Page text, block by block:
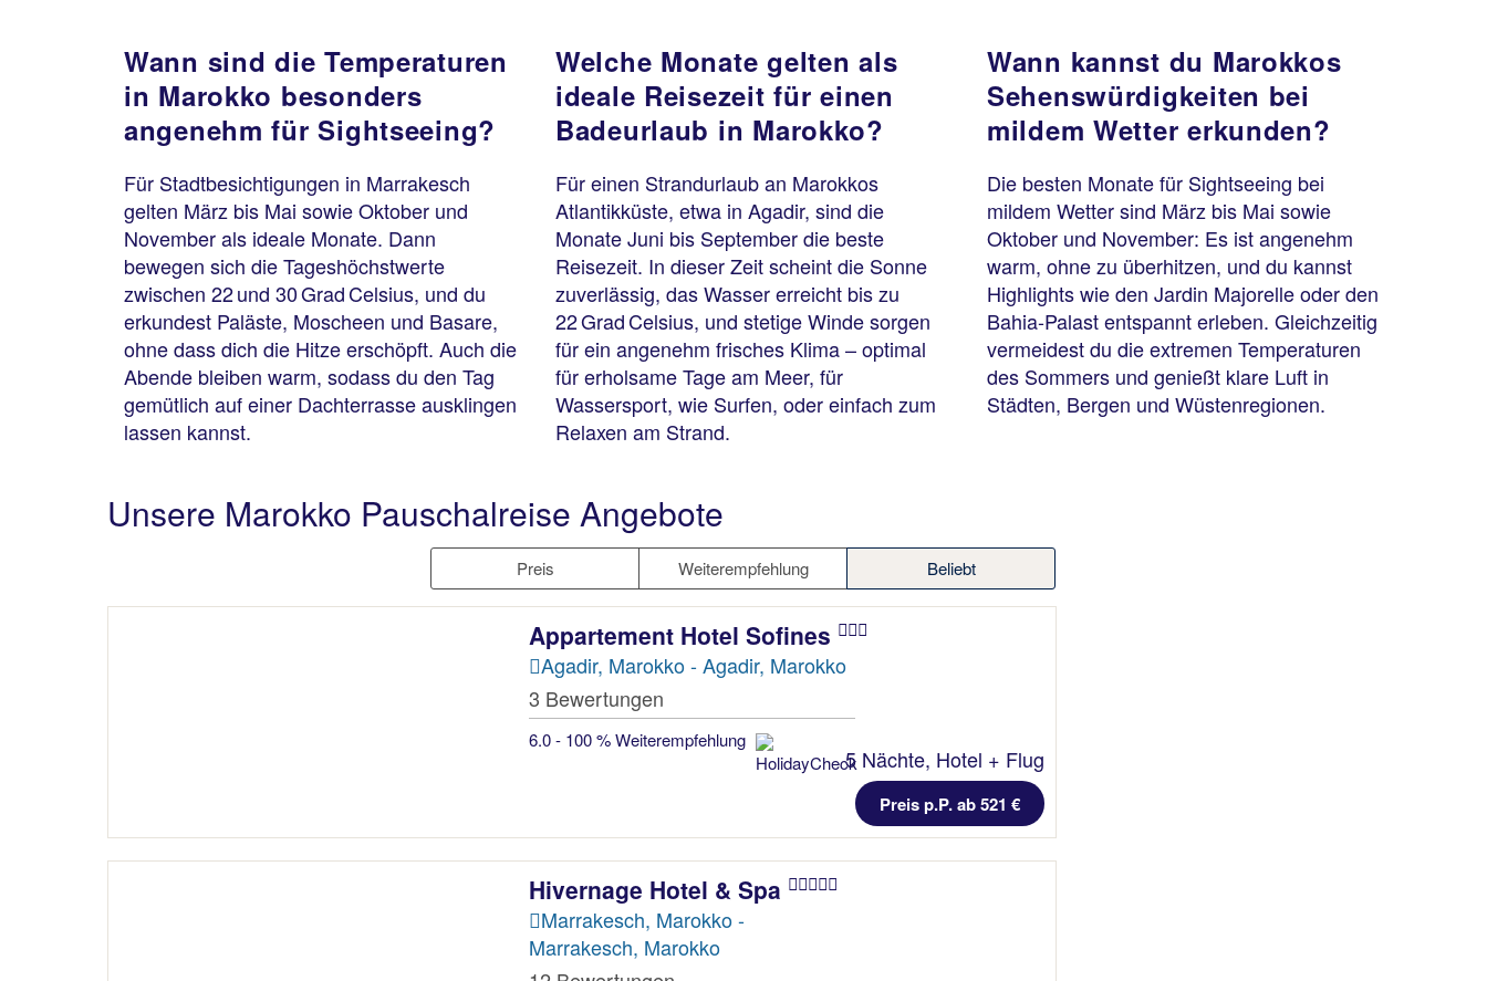
Wann sind die Temperaturen
in Marokko besonders
angenehm für Sightseeing?
Für Stadtbesichtigungen in Marrakesch
gelten März bis Mai sowie Oktober und
November als ideale Monate. Dann
bewegen sich die Tageshöchstwerte
zwischen 22 und 30 Grad Celsius, und du
erkundest Paläste, Moscheen und Basare,
ohne dass dich die Hitze erschöpft. Auch die
Abende bleiben warm, sodass du den Tag
gemütlich auf einer Dachterrasse ausklingen
lassen kannst.
Welche Monate gelten als
ideale Reisezeit für einen
Badeurlaub in Marokko?
Für einen Strandurlaub an Marokkos
Atlantikküste, etwa in Agadir, sind die
Monate Juni bis September die beste
Reisezeit. In dieser Zeit scheint die Sonne
zuverlässig, das Wasser erreicht bis zu
22 Grad Celsius, und stetige Winde sorgen
für ein angenehm frisches Klima – optimal
für erholsame Tage am Meer, für
Wassersport, wie Surfen, oder einfach zum
Relaxen am Strand.
Wann kannst du Marokkos
Sehenswürdigkeiten bei
mildem Wetter erkunden?
Die besten Monate für Sightseeing bei
mildem Wetter sind März bis Mai sowie
Oktober und November: Es ist angenehm
warm, ohne zu überhitzen, und du kannst
Highlights wie den Jardin Majorelle oder den
Bahia-Palast entspannt erleben. Gleichzeitig
vermeidest du die extremen Temperaturen
des Sommers und genießt klare Luft in
Städten, Bergen und Wüstenregionen.
Unsere Marokko Pauschalreise Angebote
Preis Weiterempfehlung Beliebt
Appartement Hotel Sofines
Agadir, Marokko - Agadir, Marokko
3 Bewertungen
6.0 - 100 % Weiterempfehlung
5 Nächte, Hotel + Flug
Preis p.P. ab 521 €
Hivernage Hotel & Spa
Marrakesch, Marokko -
Marrakesch, Marokko